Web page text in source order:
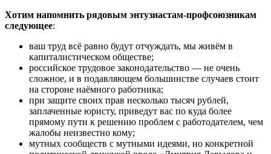
Хотим напомнить рядовым энтузиастам-профсоюзникам
следующее:
ваш труд всё равно будут отчуждать, мы живём в
капиталистическом обществе;
российское трудовое законодательство — не очень
сложное, и в подавляющем большинстве случаев стоит
на стороне наёмного работника;
при защите своих прав несколько тысяч рублей,
заплаченные юристу, приведут вас по куда более
прямому пути к решению проблем с работодателем, чем
жалобы неизвестно кому;
мутных сообществ с мутными идеями, но конкретной